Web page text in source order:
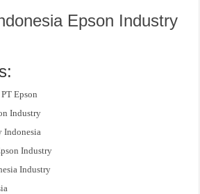
Epson Industry
Epson
Industry
Indonesia
Industry
Industry